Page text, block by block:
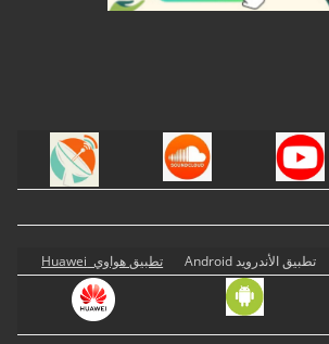
تطبيق الأندرويد Android تطبيق هواوي Huawei